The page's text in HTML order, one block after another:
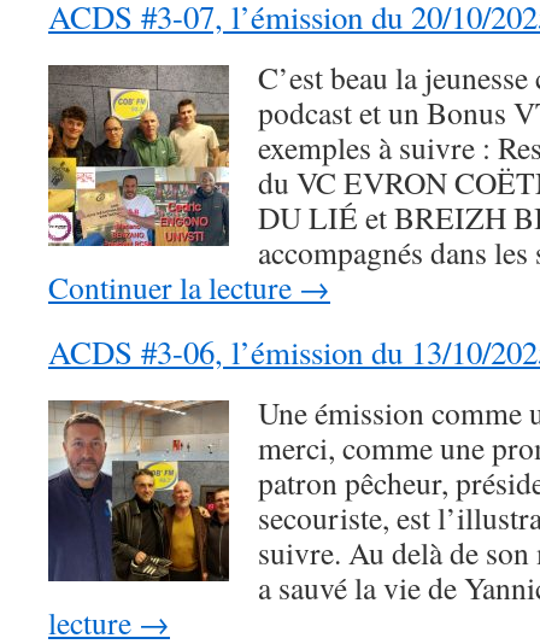
ACDS #3-07, l’émission du 20/10/
C’est beau la
podcast et un Bonus
exemples à suivre :
du VC EVRON
DU LIÉ et BREIZH
accompagnés dans
Continuer la lecture →
ACDS #3-06, l’émission du 13/10/
Une émission comme
merci, comme une
patron pêcheur,
secouriste, est
suivre. Au delà de son
a sauvé la vie de
lecture →